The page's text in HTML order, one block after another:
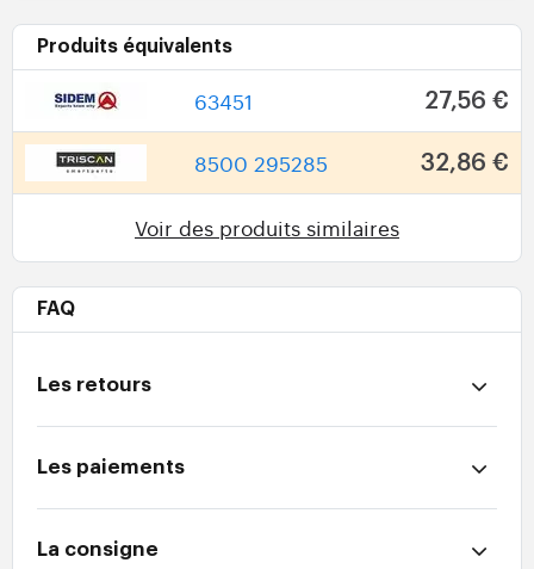
Produits équivalents
63451 27,56 €
8500 295285 32,86 €
Voir des produits similaires
FAQ
Les retours
Les paiements
La consigne